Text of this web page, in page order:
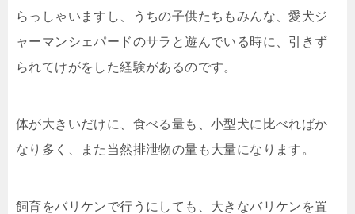
らっしゃいますし、うちの子供たちもみんな、愛犬ジ
ャーマンシェパードのサラと遊んでいる時に、引きず
られてけがをした経験があるのです。
体が大きいだけに、食べる量も、小型犬に比べればか
なり多く、また当然排泄物の量も大量になります。
飼育をバリケンで行うにしても、大きなバリケンを置